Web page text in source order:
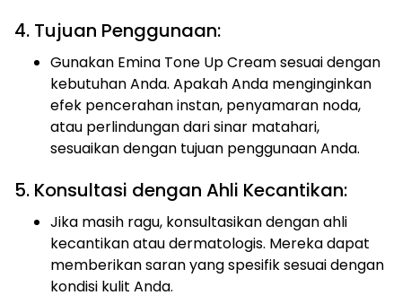
4. Tujuan Penggunaan:
Gunakan Emina Tone Up Cream sesuai dengan
kebutuhan Anda. Apakah Anda menginginkan
efek pencerahan instan, penyamaran noda,
atau perlindungan dari sinar matahari,
sesuaikan dengan tujuan penggunaan Anda.
5. Konsultasi dengan Ahli Kecantikan:
Jika masih ragu, konsultasikan dengan ahli
kecantikan atau dermatologis. Mereka dapat
memberikan saran yang spesifik sesuai dengan
kondisi kulit Anda.